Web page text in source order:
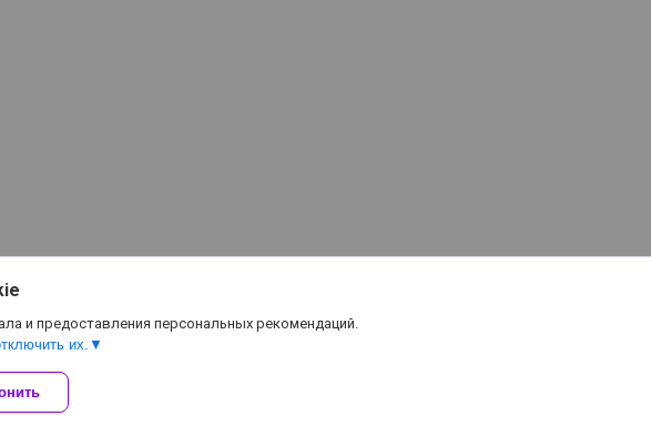
и предоставления персональных рекомендаций.
их.